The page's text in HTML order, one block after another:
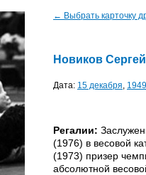
← Выбрать карточку
Новиков Сергей
Дата: 15 декабря, 1949
Регалии:
(1976) в весовой
(1973) призер
абсолютной